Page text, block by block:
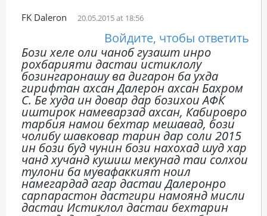
FK Daleron 20.05.2015 at 18:56
Войдите, чтобы ответить
Бози хеле оли чаноб гузашт инро
рохбарияти дастаи истиклолу
бозингаронашу ва дигарон ба ухда
гирифтан ахсан Далерон ахсан Бахром
С. Бе худа ин довар дар бозихои АФК
иштирок намеварзад ахсан, Кабировро
тарбия намои бехтар мешавад, бози
чолибу шавковар тарин дар соли 2015
ин бози буд чунин бози нахохад шуд хар
чанд хучанд кушиш мекунад таи солхои
тулони ба мувафаккият ноил
намегардад агар дастаи Далеронро
сарпарастон дастгири намоянд мисли
дастаи Истиклол дастаи бехтарин